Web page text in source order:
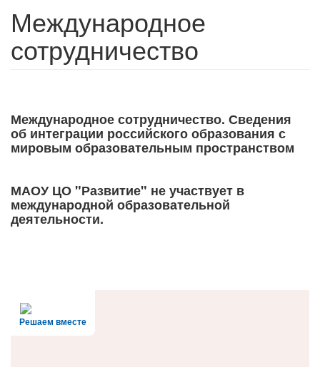
Международное
сотрудничество
Международное сотрудничество. Сведения
об интеграции российского образования с
мировым образовательным пространством
МАОУ ЦО "Развитие" не участвует в
международной образовательной
деятельности.
Решаем вместе